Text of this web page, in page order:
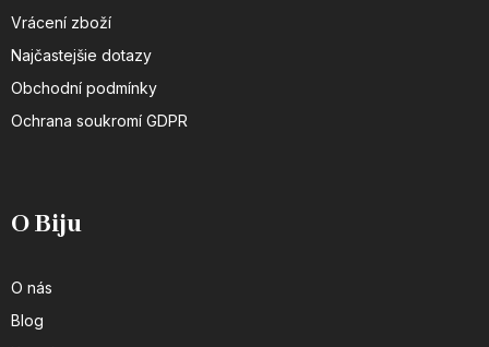
Vrácení zboží
Najčastejšie dotazy
Obchodní podmínky
Ochrana soukromí GDPR
O Biju
O nás
Blog